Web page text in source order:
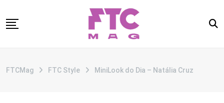
to
CATEGORIAS
FTCMag FTC Style MiniLook do Dia – Natália Cruz